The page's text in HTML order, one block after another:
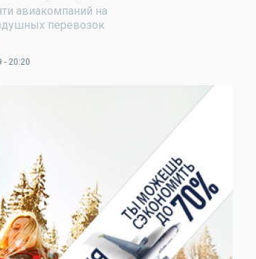
авиакомпаний на
перевозок
- 20:20